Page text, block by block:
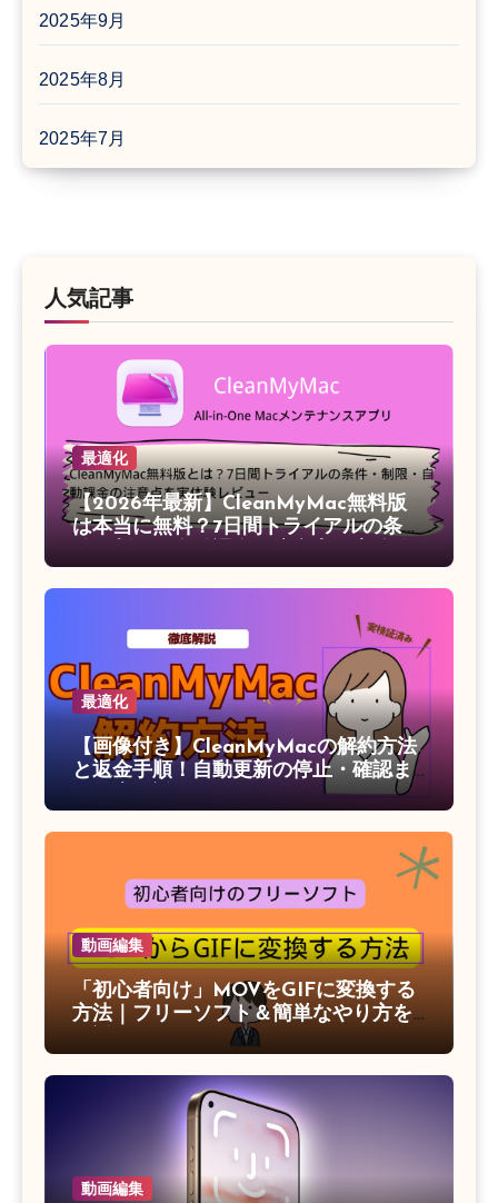
2025年9月
2025年8月
2025年7月
人気記事
最適化
【2026年最新】CleanMyMac無料版
は本当に無料？7日間トライアルの条
レビュー
最適化
【画像付き】CleanMyMacの解約方法
と返金手順！自動更新の停止・確認ま
動画編集
「初心者向け」MOVをGIFに変換する
方法｜フリーソフト＆簡単なやり方を
動画編集